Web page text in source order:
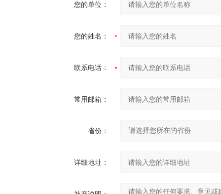
您的单位：
您的姓名：
联系电话：
常用邮箱：
省份：
详细地址：